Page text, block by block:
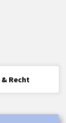
& Recht